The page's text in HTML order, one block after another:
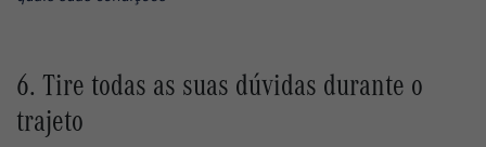
6. Tire todas as suas dúvidas durante o
trajeto